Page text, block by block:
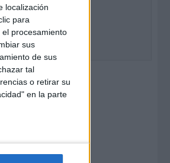
localización
para
procesamiento
sus
de sus
tal
o retirar su
en la parte